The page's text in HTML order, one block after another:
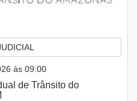
às 09:00
de Trânsito do